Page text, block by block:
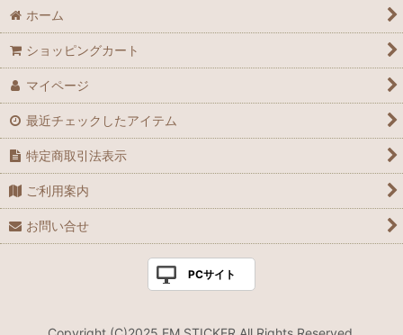
ホーム
ショッピングカート
マイページ
最近チェックしたアイテム
特定商取引法表示
ご利用案内
お問い合せ
PCサイト